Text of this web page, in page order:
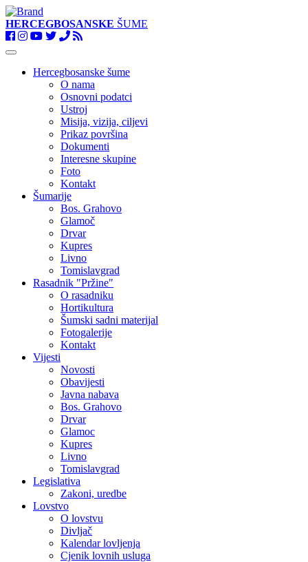
HERCEGBOSANSKE ŠUME
Toggle
navigationHercegbosanske šume
O nama
Osnovni podatci
Ustroj
Misija, vizija, ciljevi
Prikaz površina
Dokumenti
Interesne skupine
Foto
Kontakt
Šumarije
Bos. Grahovo
Glamoč
Drvar
Kupres
Livno
Tomislavgrad
Rasadnik "Pržine"
O rasadniku
Hortikultura
Šumski sadni materijal
Fotogalerije
Kontakt
Vijesti
Novosti
Obavijesti
Javna nabava
Bos. Grahovo
Drvar
Glamoc
Kupres
Livno
Tomislavgrad
Legislativa
Zakoni, uredbe
Lovstvo
O lovstvu
Divljač
Kalendar lovljenja
Cjenik lovnih usluga